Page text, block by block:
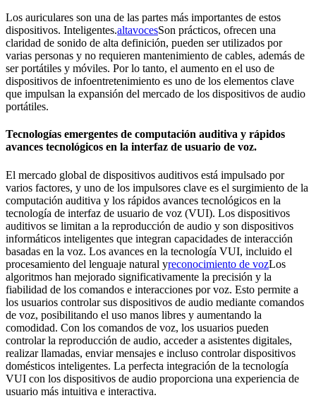
Los auriculares son una de las partes más importantes de estos
dispositivos. Inteligentes.altavocesSon prácticos, ofrecen una
claridad de sonido de alta definición, pueden ser utilizados por
varias personas y no requieren mantenimiento de cables, además de
ser portátiles y móviles. Por lo tanto, el aumento en el uso de
dispositivos de infoentretenimiento es uno de los elementos clave
que impulsan la expansión del mercado de los dispositivos de audio
portátiles.
Tecnologías emergentes de computación auditiva y rápidos
avances tecnológicos en la interfaz de usuario de voz.
El mercado global de dispositivos auditivos está impulsado por
varios factores, y uno de los impulsores clave es el surgimiento de la
computación auditiva y los rápidos avances tecnológicos en la
tecnología de interfaz de usuario de voz (VUI). Los dispositivos
auditivos se limitan a la reproducción de audio y son dispositivos
informáticos inteligentes que integran capacidades de interacción
basadas en la voz. Los avances en la tecnología VUI, incluido el
procesamiento del lenguaje natural yreconocimiento de vozLos
algoritmos han mejorado significativamente la precisión y la
fiabilidad de los comandos e interacciones por voz. Esto permite a
los usuarios controlar sus dispositivos de audio mediante comandos
de voz, posibilitando el uso manos libres y aumentando la
comodidad. Con los comandos de voz, los usuarios pueden
controlar la reproducción de audio, acceder a asistentes digitales,
realizar llamadas, enviar mensajes e incluso controlar dispositivos
domésticos inteligentes. La perfecta integración de la tecnología
VUI con los dispositivos de audio proporciona una experiencia de
usuario más intuitiva e interactiva.